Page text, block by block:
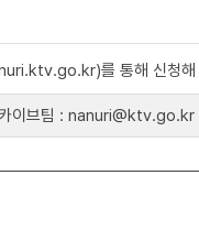
를 통해 신청해
이브팀 : nanuri@ktv.go.kr